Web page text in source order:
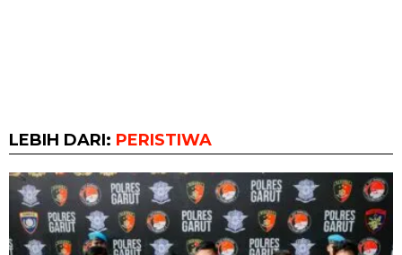
LEBIH DARI: PERISTIWA